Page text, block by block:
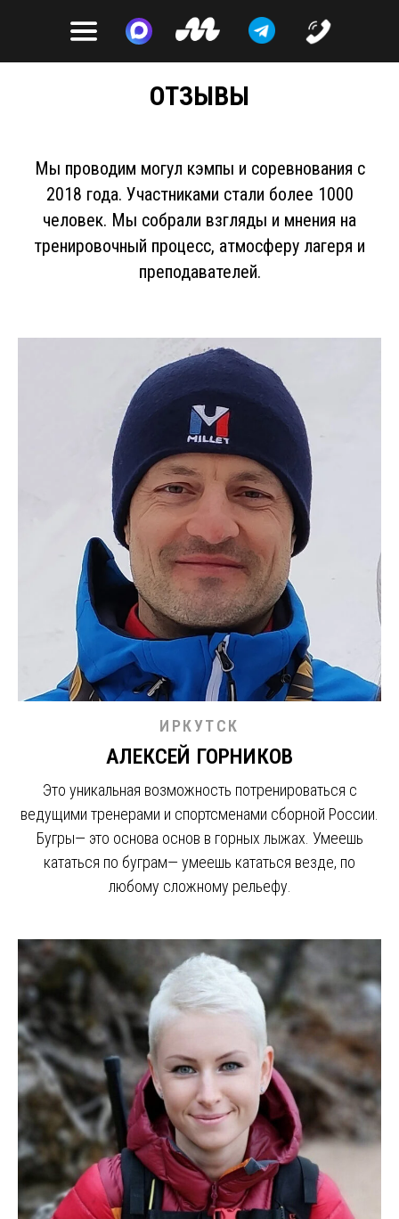
ОТЗЫВЫ
Мы проводим могул кэмпы и соревнования с
2018 года. Участниками стали более 1000
человек. Мы собрали взгляды и мнения на
тренировочный процесс, атмосферу лагеря и
преподавателей.
ИРКУТСК
АЛЕКСЕЙ ГОРНИКОВ
Это уникальная возможность потренироваться с
ведущими тренерами и спортсменами сборной России.
Бугры— это основа основ в горных лыжах. Умеешь
кататься по буграм— умеешь кататься везде, по
любому сложному рельефу.